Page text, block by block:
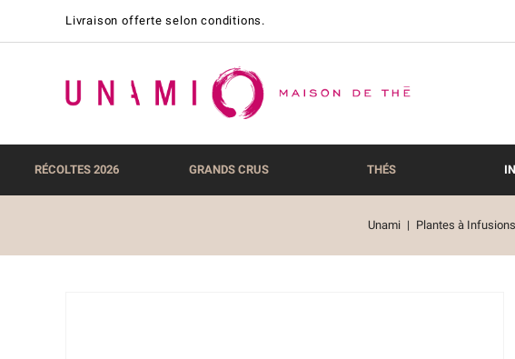
Livraison offerte selon conditions.
RÉCOLTES 2026 GRANDS CRUS THÉS
Unami Plantes à